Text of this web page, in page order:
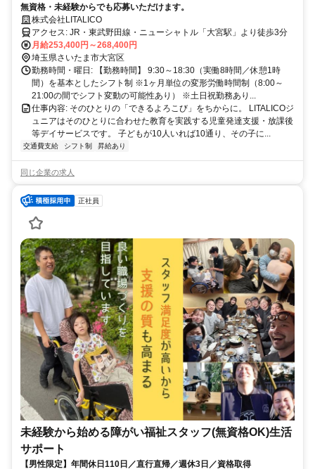
無資格・未経験からでも応募いただけます。
株式会社LITALICO
アクセス: JR・東武野田線・ニューシャトル「大宮駅」より徒歩3分
月給253,400円～268,400円
埼玉県さいたま市大宮区
勤務時間・曜日: 【勤務時間】 9:30～18:30（実働8時間／休憩1時
間）を基本としたシフト制 ※1ヶ月単位の変形労働時間制（8:00～
21:00の間でシフト変動の可能性あり） ※土日祝勤務あり...
仕事内容: そのひとりの「できるよろこび」をちからに。 LITALICOジ
ュニアはそのひとりに合わせた教育を実践する児童発達支援・放課後
等デイサービスです。 子どもが10人いれば10通り、その子に...
交通費支給 シフト制 昇給あり
同じ企業の求人
正社員
未経験から始める障がい福祉スタッフ(無資格OK)生活
サポート
【男性限定】年間休日110日／直行直帰／週休3日／資格取得